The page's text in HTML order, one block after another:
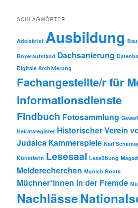
SCHLAGWÖRTER
Adelsbrief Ausbildung
Boxeraufstand Dachsanierung
Digitale Archivierung
Fachangestellte/r für
Informationsdienste
Findbuch Fotosammlung
Heiratsregister Historischer Verein
Judaica Kammerspiele Karl
Künstlerin Lesesaal Leseübung
Melderecherchen Munich Roots
Müchner*innen in der Fremde
Nachlässe